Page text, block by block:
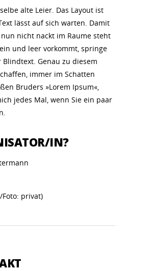
alte Leier. Das Layout ist
lässt auf sich warten. Damit
nicht nackt im Raume steht
und leer vorkommt, springe
Blindtext. Genau zu diesem
immer im Schatten
Bruders »Lorem Ipsum«,
jedes Mal, wenn Sie ein paar
IN?
privat)